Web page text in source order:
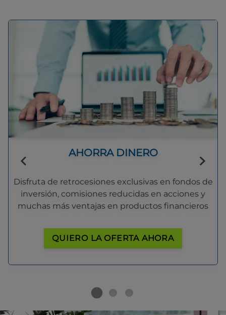
AHORRA DINERO
Disfruta de retrocesiones exclusivas en fondos de
inversión, comisiones reducidas en acciones y
muchas más ventajas en productos financieros
QUIERO LA OFERTA AHORA